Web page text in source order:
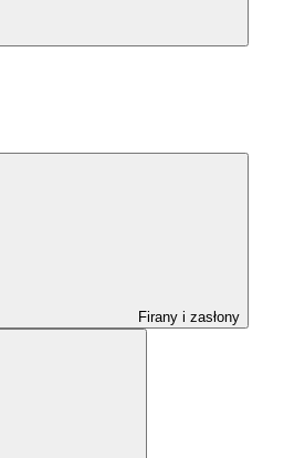
Firany i zasłony